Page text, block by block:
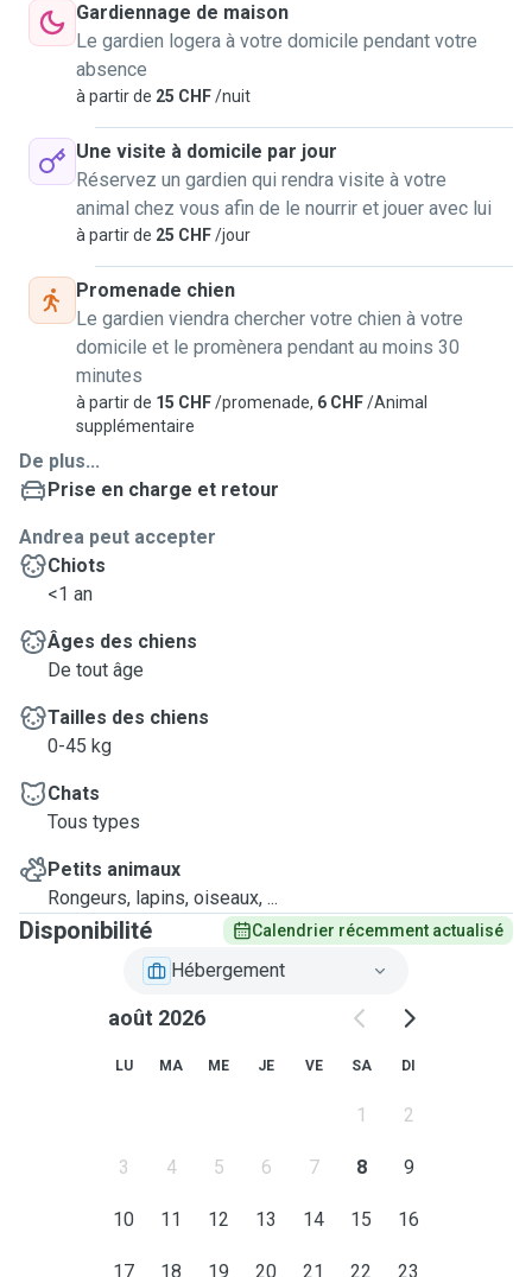
Gardiennage de maison
Le gardien logera à votre domicile pendant votre
absence
à partir de 25 CHF/nuit
Une visite à domicile par jour
Réservez un gardien qui rendra visite à votre
animal chez vous afin de le nourrir et jouer avec lui
à partir de 25 CHF/jour
Promenade chien
Le gardien viendra chercher votre chien à votre
domicile et le promènera pendant au moins 30
minutes
à partir de 15 CHF/promenade, 6 CHF/Animal
supplémentaire
De plus...
Prise en charge et retour
Andrea peut accepter
Chiots
<1 an
Âges des chiens
De tout âge
Tailles des chiens
0-45 kg
Chats
Tous types
Petits animaux
Rongeurs, lapins, oiseaux, ...
Disponibilité Calendrier récemment actualisé
Hébergement
août 2026
LU MA ME JE VE SA DI
1 2
3 4 5 6 7 8 9
10 11 12 13 14 15 16
17 18 19 20 21 22 23